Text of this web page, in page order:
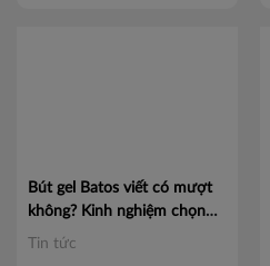
Bút gel Batos viết có mượt
không? Kinh nghiệm chọn
bút gel chất lượng
Tin tức